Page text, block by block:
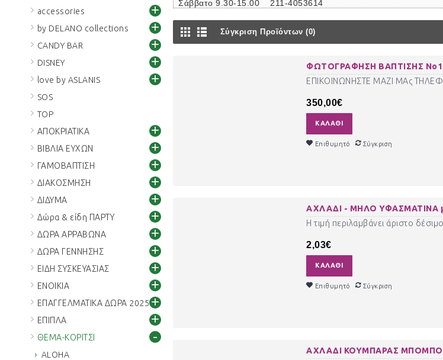
accessories +
by DELANO collections +
CANDY BAR +
DISNEY +
love by ASLANIS +
SOS
TOP
ΑΠΟΚΡΙΑΤΙΚΑ
+
ΒΙΒΛΙΑ ΕΥΧΩΝ +
ΓΑΜΟΒΑΠΤΙΣΗ +
ΔΙΑΚΟΣΜΗΣΗ +
ΔΙΔΥΜΑ +
Δώρα & είδη ΠΑΡΤΥ +
ΔΩΡΑ ΑΡΡΑΒΩΝΑ +
ΔΩΡΑ ΓΕΝΝΗΣΗΣ +
ΕΙΔΗ ΣΥΣΚΕΥΑΣΙΑΣ +
ΕΝΟΙΚΙΑ +
ΕΠΑΓΓΕΛΜΑΤΙΚΑ ΔΩΡΑ 2025 +
ΕΠΙΠΛΑ +
ΘΕΜΑ-ΚΟΡΙΤΣΙ -
ALOHA
Σάββατο 9.30-15.00 211-4053614
Σύγκριση Προϊόντων (0)
ΦΩΤΟΓΡΑΦΗΣΗ ΒΑΠΤΙΣΗΣ Νο1
ΕΠΙΚΟΙΝΩΝΗΣΤΕ ΜΑΖΙ ΜΑς
350,00€
ΚΑΛΆΘΙ
Επιθυμητό Σύγκριση
ΑΧΛΑΔΙ - ΜΗΛΟ ΥΦΑΣΜΑΤΙΝΑ
Η τιμή περιλαμβάνει άριστο
2,03€
ΚΑΛΆΘΙ
Επιθυμητό Σύγκριση
ΑΧΛΑΔΙ ΚΟΥΜΠΑΡΑΣ